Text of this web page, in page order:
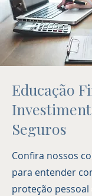
Educação
Seguros
Confira nossos
para entender
proteção